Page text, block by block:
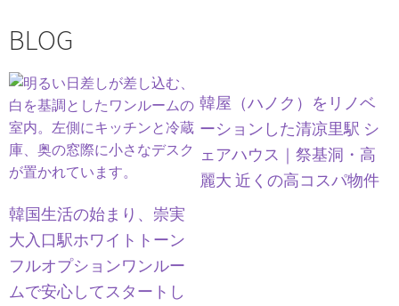
BLOG
韓国生活の始まり、崇実
大入口駅ホワイトトーン
フルオプションワンルー
ムで安心してスタートし
韓屋（ハノク）をリノベ
ーションした清凉里駅 シ
ェアハウス｜祭基洞・高
麗大 近くの高コスパ物件